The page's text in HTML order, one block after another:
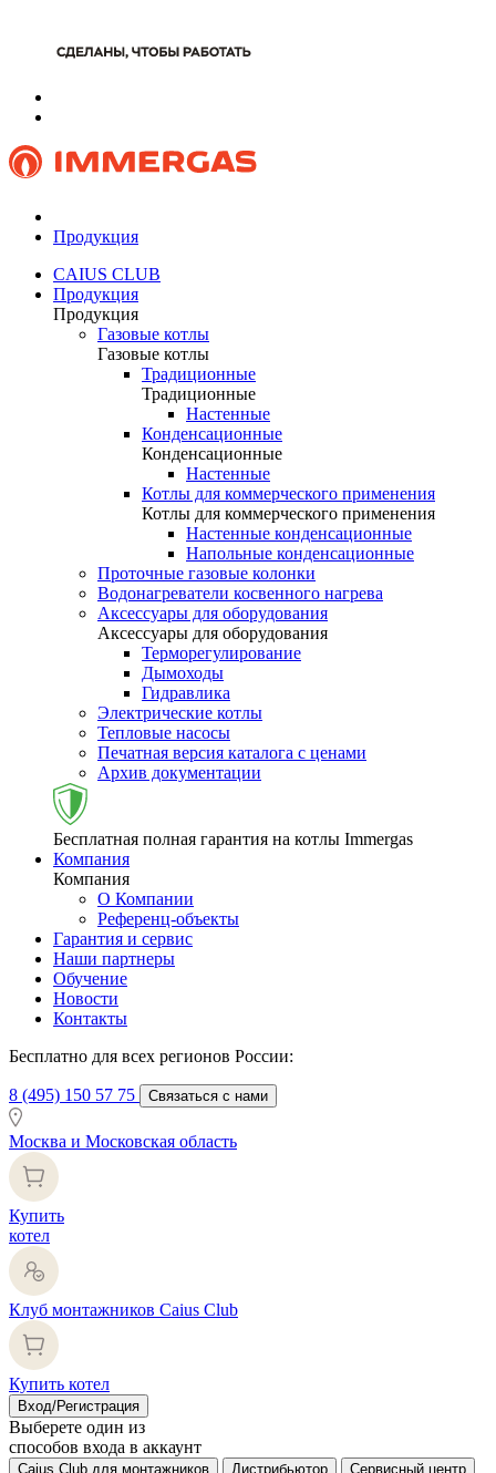
Продукция
CAIUS CLUB
Продукция
Продукция
Газовые котлы
Газовые котлы
Традиционные
Традиционные
Настенные
Конденсационные
Конденсационные
Настенные
Котлы для коммерческого применения
Котлы для коммерческого применения
Настенные конденсационные
Напольные конденсационные
Проточные газовые колонки
Водонагреватели косвенного нагрева
Аксессуары для оборудования
Аксессуары для оборудования
Терморегулирование
Дымоходы
Гидравлика
Электрические котлы
Тепловые насосы
Печатная версия каталога с ценами
Архив документации
Бесплатная полная гарантия на котлы Immergas
Компания
Компания
О Компании
Референц-объекты
Гарантия и сервис
Наши партнеры
Обучение
Новости
Контакты
Бесплатно для всех регионов России:
8 (495) 150 57 75 Связаться с нами
Москва и Московская область
Купить
котел
Клуб монтажников Caius Club
Купить котел
Вход/Регистрация
Выберете один из
способов входа в аккаунт
Caius Club для монтажников Дистрибьютор Сервисный центр